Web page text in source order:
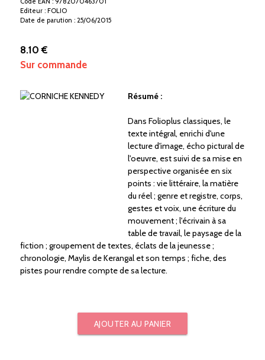
Editeur : FOLIO
Date de parution : 25/06/2015
8.10 €
Sur commande
Résumé :
Dans Folioplus classiques, le
texte intégral, enrichi d'une
lecture d'image, écho pictural de
l'oeuvre, est suivi de sa mise en
perspective organisée en six
points : vie littéraire, la matière
du réel ; genre et registre, corps,
gestes et voix, une écriture du
mouvement ; l'écrivain à sa
table de travail, le paysage de la
fiction ; groupement de textes, éclats de la jeunesse ;
chronologie, Maylis de Kerangal et son temps ; fiche, des
pistes pour rendre compte de sa lecture.
AJOUTER AU PANIER